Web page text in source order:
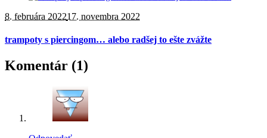
8. februára 202217. novembra 2022
trampoty s piercingom… alebo radšej to ešte zvážte
Komentár (1)